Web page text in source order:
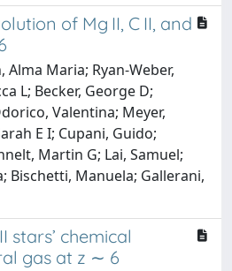
of Mg II, C II, and
Alma Maria; Ryan-Weber,
L; Becker, George D;
Valentina; Meyer,
E I; Cupani, Guido;
Martin G; Lai, Samuel;
Bischetti, Manuela; Gallerani,
stars’ chemical
gas at z ∼ 6